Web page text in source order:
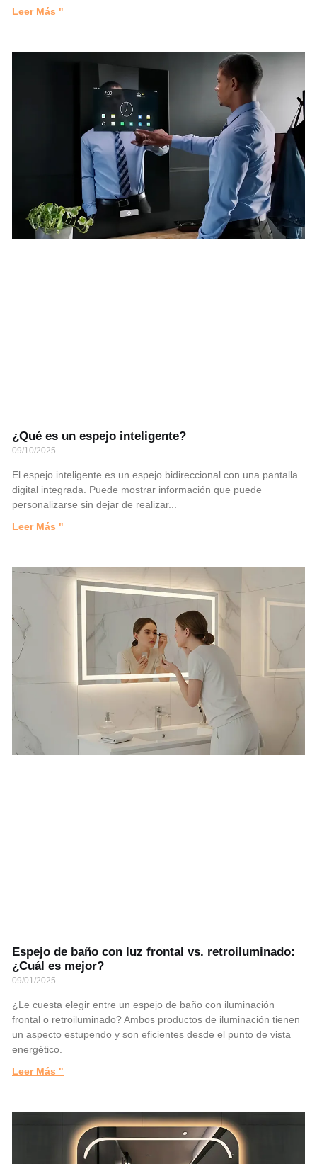
Leer Más "
¿Qué es un espejo inteligente?
09/10/2025
El espejo inteligente es un espejo bidireccional con una pantalla
digital integrada. Puede mostrar información que puede
personalizarse sin dejar de realizar...
Leer Más "
Espejo de baño con luz frontal vs. retroiluminado:
¿Cuál es mejor?
09/01/2025
¿Le cuesta elegir entre un espejo de baño con iluminación
frontal o retroiluminado? Ambos productos de iluminación tienen
un aspecto estupendo y son eficientes desde el punto de vista
energético.
Leer Más "